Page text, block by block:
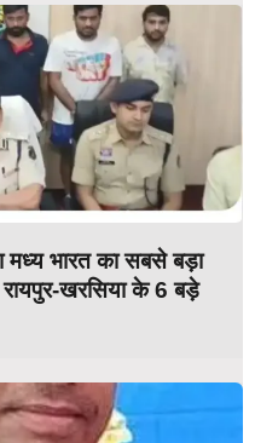
मध्य भारत का सबसे बड़ा
खरसिया के 6 बड़े